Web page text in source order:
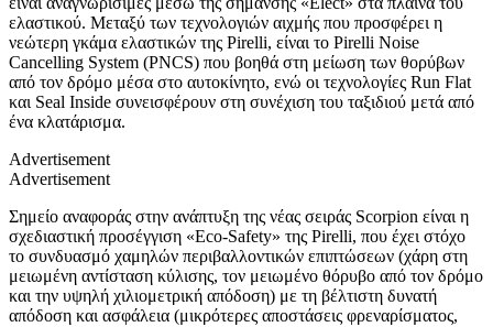
ελαστικού. Μεταξύ των τεχνολογιών αιχμής που προσφέρει η
νεώτερη γκάμα ελαστικών της Pirelli, είναι το Pirelli Noise
Cancelling System (PNCS) που βοηθά στη μείωση των θορύβων
από τον δρόμο μέσα στο αυτοκίνητο, ενώ οι τεχνολογίες Run Flat
και Seal Inside συνεισφέρουν στη συνέχιση του ταξιδιού μετά από
ένα κλατάρισμα.
Advertisement
Advertisement
Σημείο αναφοράς στην ανάπτυξη της νέας σειράς Scorpion είναι η
σχεδιαστική προσέγγιση «Eco-Safety» της Pirelli, που έχει στόχο
το συνδυασμό χαμηλών περιβαλλοντικών επιπτώσεων (χάρη στη
μειωμένη αντίσταση κύλισης, τον μειωμένο θόρυβο από τον δρόμο
και την υψηλή χιλιομετρική απόδοση) με τη βέλτιστη δυνατή
απόδοση και ασφάλεια (μικρότερες αποστάσεις φρεναρίσματος,